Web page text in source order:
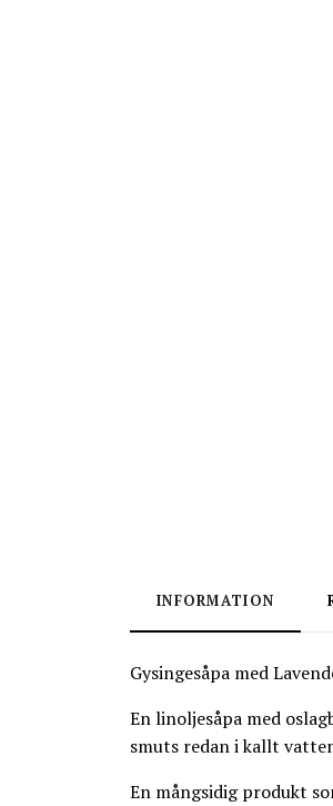
INFORMATION
Gysingesåpa med
En linoljesåpa med
smuts redan i kallt
En mångsidig produkt